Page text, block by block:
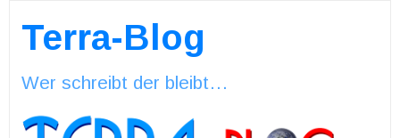
Terra-Blog
Wer schreibt der bleibt…